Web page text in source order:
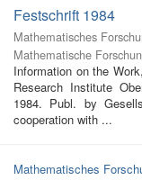
Festschrift 1984
Mathematisches
Mathematische
Information on the
Research Institute
1984. Publ. by
cooperation with ...
Mathematisches